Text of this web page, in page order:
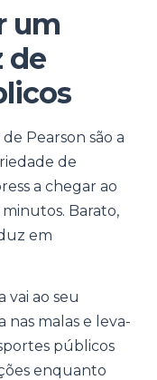
um
de
Pearson são a
de
a chegar ao
Barato,
em
vai ao seu
malas e leva-
públicos
enquanto